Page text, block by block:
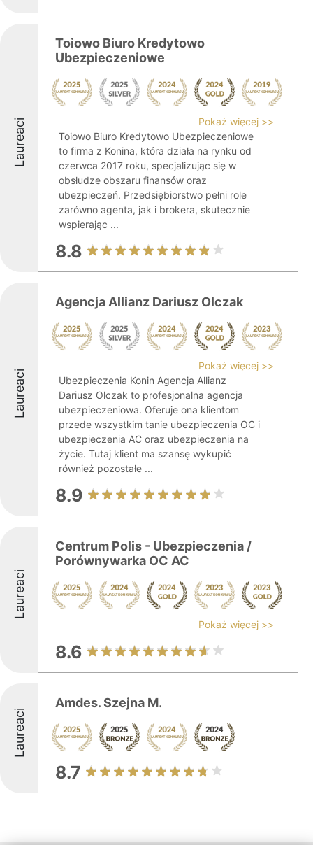
Laureaci
Toiowo Biuro Kredytowo
Ubezpieczeniowe
Pokaż więcej >>
Toiowo Biuro Kredytowo Ubezpieczeniowe
to firma z Konina, która działa na rynku od
czerwca 2017 roku, specjalizując się w
obsłudze obszaru finansów oraz
ubezpieczeń. Przedsiębiorstwo pełni role
zarówno agenta, jak i brokera, skutecznie
wspierając ...
8.8
Laureaci
Agencja Allianz Dariusz Olczak
Pokaż więcej >>
Ubezpieczenia Konin Agencja Allianz
Dariusz Olczak to profesjonalna agencja
ubezpieczeniowa. Oferuje ona klientom
przede wszystkim tanie ubezpieczenia OC i
ubezpieczenia AC oraz ubezpieczenia na
życie. Tutaj klient ma szansę wykupić
również pozostałe ...
8.9
Laureaci
Centrum Polis - Ubezpieczenia /
Porównywarka OC AC
Pokaż więcej >>
8.6
Laureaci
Amdes. Szejna M.
8.7